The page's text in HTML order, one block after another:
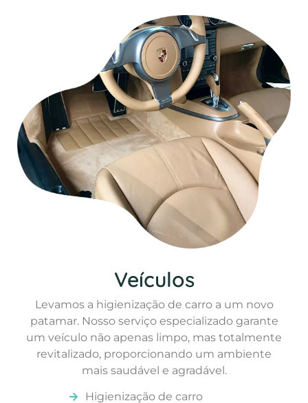
Veículos
Levamos a higienização de carro a um novo
patamar. Nosso serviço especializado garante
um veículo não apenas limpo, mas totalmente
revitalizado, proporcionando um ambiente
mais saudável e agradável.
Higienização de carro